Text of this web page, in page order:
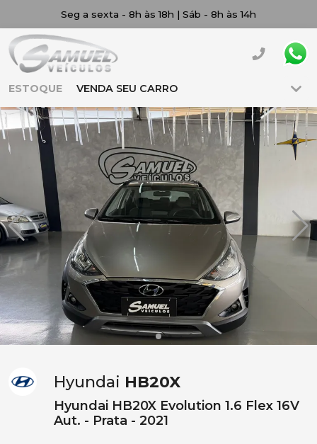
Seg a sexta - 8h às 18h | Sáb - 8h às 14h
ESTOQUE VENDA SEU CARRO
Hyundai HB20X
Hyundai HB20X Evolution 1.6 Flex 16V
Aut. - Prata - 2021